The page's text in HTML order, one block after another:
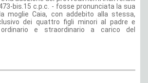
bis.15 c.p.c. - fosse pronunciata la sua
moglie Caia, con addebito alla stessa,
dei quattro figli minori al padre e
e straordinario a carico del